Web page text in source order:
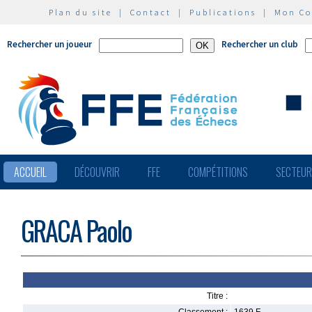
Plan du site | Contact | Publications | Mon
Rechercher un joueur Rechercher un club
ACCUEIL DÉCOUVRIR FFE COMPÉTITIONS
GRACA Paolo
Titre :